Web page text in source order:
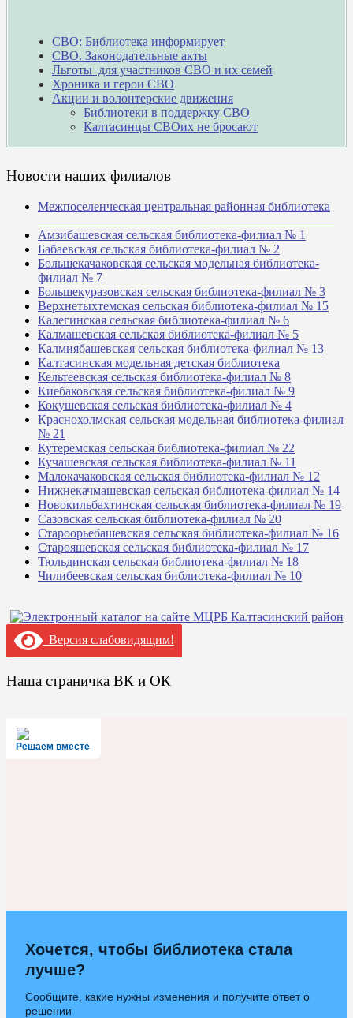
СВО: Библиотека информирует
СВО. Законодательные акты
Льготы для участников СВО и их семей
Хроника и герои СВО
Акции и волонтерские движения
Библиотеки в поддержку СВО
Калтасинцы СВОих не бросают
Новости наших филиалов
Межпоселенческая центральная районная библиотека
Амзибашевская сельская библиотека-филиал № 1
Бабаевская сельская библиотека-филиал № 2
Большекачаковская сельская модельная библиотека-
филиал № 7
Большекуразовская сельская библиотека-филиал № 3
Верхнетыхтемская сельская библиотека-филиал № 15
Калегинская сельская библиотека-филиал № 6
Калмашевская сельская библиотека-филиал № 5
Калмиябашевская сельская библиотека-филиал № 13
Калтасинская модельная детская библиотека
Кельтеевская сельская библиотека-филиал № 8
Киебаковская сельская библиотека-филиал № 9
Кокушевская сельская библиотека-филиал № 4
Краснохолмская сельская модельная библиотека-филиал
№ 21
Кутеремская сельская библиотека-филиал № 22
Кучашевская сельская библиотека-филиал № 11
Малокачаковская сельская библиотека-филиал № 12
Нижнекачмашевская сельская библиотека-филиал № 14
Новокильбахтинская сельская библиотека-филиал № 19
Сазовская сельская библиотека-филиал № 20
Староорьебашевская сельская библиотека-филиал № 16
Старояшевская сельская библиотека-филиал № 17
Тюльдинская сельская библиотека-филиал № 18
Чилибеевская сельская библиотека-филиал № 10
Версия слабовидящим!
Наша страничка ВК и ОК
Решаем вместе
Хочется, чтобы библиотека стала
лучше?
Сообщите, какие нужны изменения и получите ответ о
решении